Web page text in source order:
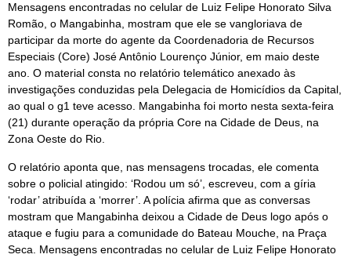
Mensagens encontradas no celular de Luiz Felipe Honorato Silva
Romão, o Mangabinha, mostram que ele se vangloriava de
participar da morte do agente da Coordenadoria de Recursos
Especiais (Core) José Antônio Lourenço Júnior, em maio deste
ano. O material consta no relatório telemático anexado às
investigações conduzidas pela Delegacia de Homicídios da Capital,
ao qual o g1 teve acesso. Mangabinha foi morto nesta sexta-feira
(21) durante operação da própria Core na Cidade de Deus, na
Zona Oeste do Rio.
O relatório aponta que, nas mensagens trocadas, ele comenta
sobre o policial atingido: ‘Rodou um só’, escreveu, com a gíria
‘rodar’ atribuída a ‘morrer’. A polícia afirma que as conversas
mostram que Mangabinha deixou a Cidade de Deus logo após o
ataque e fugiu para a comunidade do Bateau Mouche, na Praça
Seca. Mensagens encontradas no celular de Luiz Felipe Honorato